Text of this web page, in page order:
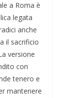
a Roma è
legata
anche
il sacrificio
versione
con
tenero e
mantenere